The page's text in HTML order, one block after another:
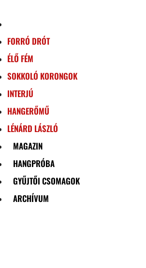
FORRÓ DRÓT
ÉLŐ FÉM
SOKKOLÓ KORONGOK
INTERJÚ
HANGERŐMŰ
LÉNÁRD LÁSZLÓ
MAGAZIN
HANGPRÓBA
GYŰJTŐI CSOMAGOK
ARCHÍVUM